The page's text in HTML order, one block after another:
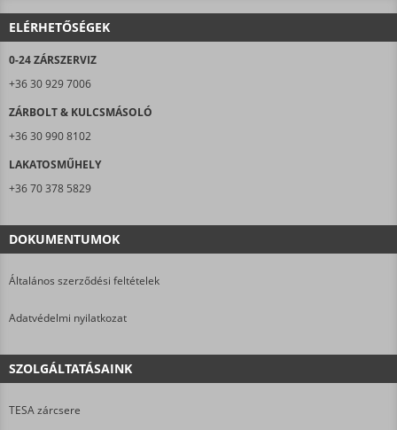
ELÉRHETŐSÉGEK
0-24 ZÁRSZERVIZ
+36 30 929 7006
ZÁRBOLT & KULCSMÁSOLÓ
+36 30 990 8102
LAKATOSMŰHELY
+36 70 378 5829
DOKUMENTUMOK
Általános szerződési feltételek
Adatvédelmi nyilatkozat
SZOLGÁLTATÁSAINK
TESA zárcsere